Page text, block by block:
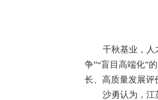
千秋基业，人
争”“盲目高端化”
长、高质量发展评
沙勇认为，